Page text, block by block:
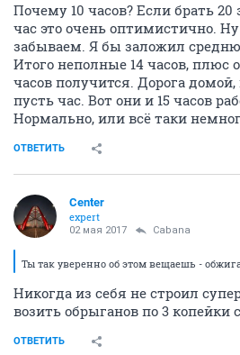
Почему 10 часов? Если брать 20
час это очень оптимистично.
забываем. Я бы заложил
Итого неполные 14 часов, плюс
часов получится. Дорога
пусть час. Вот они и 15 часов
Нормально, или всё таки
ОТВЕТИТЬ
Center
expert
02 мая 2017 Cabana
Ты так уверенно об этом вещаешь -
Никогда из себя не строил
возить обрыганов по 3 копейки
ОТВЕТИТЬ